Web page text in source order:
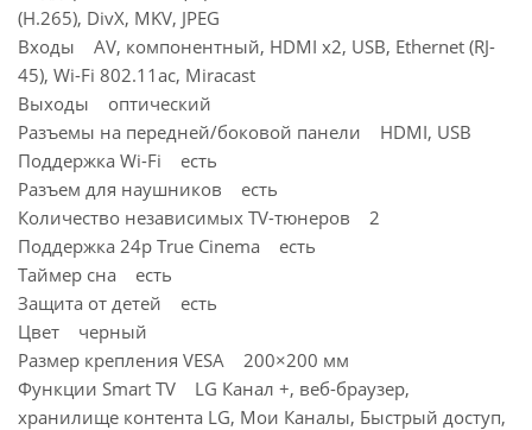
(H.265), DivX, MKV, JPEG
Входы AV, компонентный, HDMI x2, USB, Ethernet (RJ-
45), Wi-Fi 802.11ac, Miracast
Выходы оптический
Разъемы на передней/боковой панели HDMI, USB
Поддержка Wi-Fi есть
Разъем для наушников есть
Количество независимых TV-тюнеров 2
Поддержка 24p True Cinema есть
Таймер сна есть
Защита от детей есть
Цвет черный
Размер крепления VESA 200×200 мм
Функции Smart TV LG Канал +, веб-браузер,
хранилище контента LG, Мои Каналы, Быстрый доступ,